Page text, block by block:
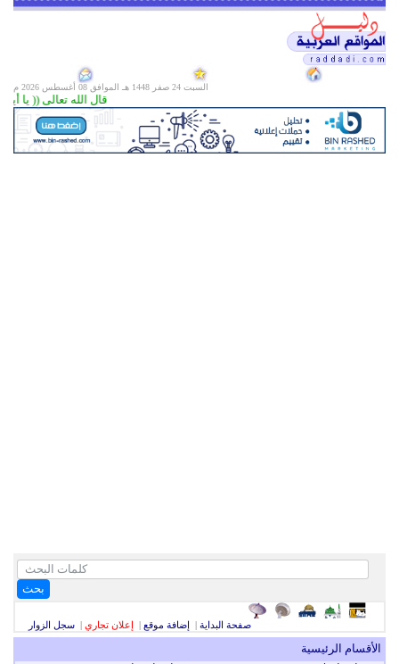
السبت 24 صفر 1448 هـ الموافق
قال الله تعالى (( يا
بحث
صفحة البداية | إضافة موقع | إعلان تجاري | سجل الزوار
الأقسام الرئيسية